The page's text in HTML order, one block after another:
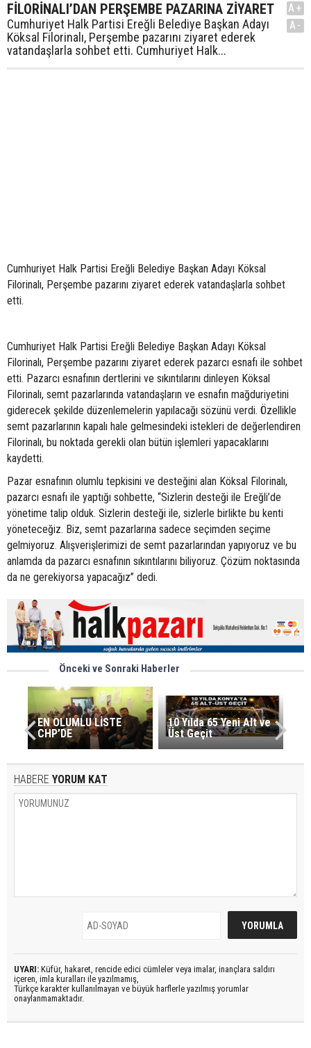
FİLORİNALI’DAN PERŞEMBE PAZARINA ZİYARET
Cumhuriyet Halk Partisi Ereğli Belediye Başkan Adayı
Köksal Filorinalı, Perşembe pazarını ziyaret ederek
vatandaşlarla sohbet etti. Cumhuriyet Halk...
A+
A-
Cumhuriyet Halk Partisi Ereğli Belediye Başkan Adayı Köksal
Filorinalı, Perşembe pazarını ziyaret ederek vatandaşlarla sohbet
etti.
Cumhuriyet Halk Partisi Ereğli Belediye Başkan Adayı Köksal
Filorinalı, Perşembe pazarını ziyaret ederek pazarcı esnafı ile sohbet
etti. Pazarcı esnafının dertlerini ve sıkıntılarını dinleyen Köksal
Filorinalı, semt pazarlarında vatandaşların ve esnafın mağduriyetini
giderecek şekilde düzenlemelerin yapılacağı sözünü verdi. Özellikle
semt pazarlarının kapalı hale gelmesindeki istekleri de değerlendiren
Filorinalı, bu noktada gerekli olan bütün işlemleri yapacaklarını
kaydetti.
Pazar esnafının olumlu tepkisini ve desteğini alan Köksal Filorinalı,
pazarcı esnafı ile yaptığı sohbette, “Sizlerin desteği ile Ereğli’de
yönetime talip olduk. Sizlerin desteği ile, sizlerle birlikte bu kenti
yöneteceğiz. Biz, semt pazarlarına sadece seçimden seçime
gelmiyoruz. Alışverişlerimizi de semt pazarlarından yapıyoruz ve bu
anlamda da pazarcı esnafının sıkıntılarını biliyoruz. Çözüm noktasında
da ne gerekiyorsa yapacağız” dedi.
Önceki ve Sonraki Haberler
EN OLUMLU LİSTE
CHP’DE
10 Yılda 65 Yeni Alt ve
Üst Geçit
HABERE YORUM KAT
UYARI: Küfür, hakaret, rencide edici cümleler veya imalar, inançlara saldırı
içeren, imla kuralları ile yazılmamış,
Türkçe karakter kullanılmayan ve büyük harflerle yazılmış yorumlar
onaylanmamaktadır.